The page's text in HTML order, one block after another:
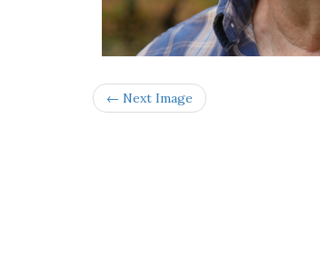
← Next Image